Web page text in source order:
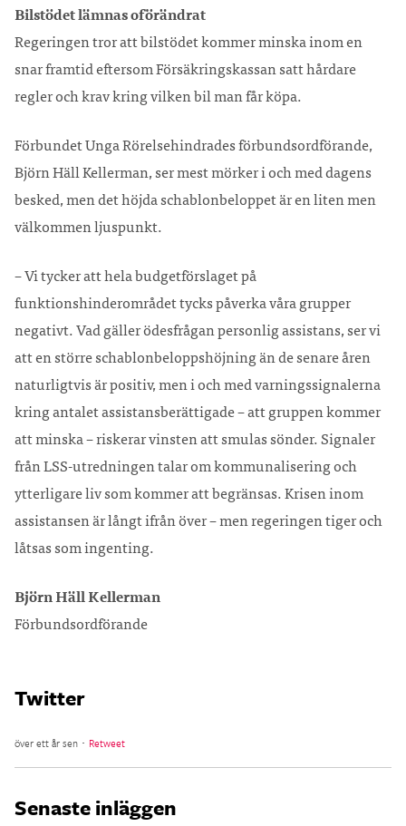
Bilstödet lämnas oförändrat
Regeringen tror att bilstödet kommer minska inom en
snar framtid eftersom Försäkringskassan satt hårdare
regler och krav kring vilken bil man får köpa.
Förbundet Unga Rörelsehindrades förbundsordförande,
Björn Häll Kellerman, ser mest mörker i och med dagens
besked, men det höjda schablonbeloppet är en liten men
välkommen ljuspunkt.
– Vi tycker att hela budgetförslaget på
funktionshinderområdet tycks påverka våra grupper
negativt. Vad gäller ödesfrågan personlig assistans, ser vi
att en större schablonbeloppshöjning än de senare åren
naturligtvis är positiv, men i och med varningssignalerna
kring antalet assistansberättigade – att gruppen kommer
att minska – riskerar vinsten att smulas sönder. Signaler
från LSS-utredningen talar om kommunalisering och
ytterligare liv som kommer att begränsas. Krisen inom
assistansen är långt ifrån över – men regeringen tiger och
låtsas som ingenting.
Björn Häll Kellerman
Förbundsordförande
Twitter
över ett år sen ･ Retweet
Senaste inläggen